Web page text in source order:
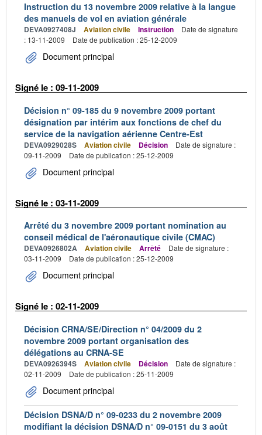
Instruction du 13 novembre 2009 relative à la langue
des manuels de vol en aviation générale
DEVA0927408J Aviation civile Instruction
Date de signature
: 13-11-2009
Date de publication : 25-12-2009
Document principal
Signé le : 09-11-2009
Décision n° 09-185 du 9 novembre 2009 portant
désignation par intérim aux fonctions de chef du
service de la navigation aérienne Centre-Est
DEVA0929028S Aviation civile Décision
Date de signature :
09-11-2009
Date de publication : 25-12-2009
Document principal
Signé le : 03-11-2009
Arrêté du 3 novembre 2009 portant nomination au
conseil médical de l'aéronautique civile (CMAC)
DEVA0926802A Aviation civile Arrêté
Date de signature :
03-11-2009
Date de publication : 25-12-2009
Document principal
Signé le : 02-11-2009
Décision CRNA/SE/Direction n° 04/2009 du 2
novembre 2009 portant organisation des
délégations au CRNA-SE
DEVA0926394S Aviation civile Décision
Date de signature :
02-11-2009
Date de publication : 25-11-2009
Document principal
Décision DSNA/D n° 09-0233 du 2 novembre 2009
modifiant la décision DSNA/D n° 09-0151 du 3 août